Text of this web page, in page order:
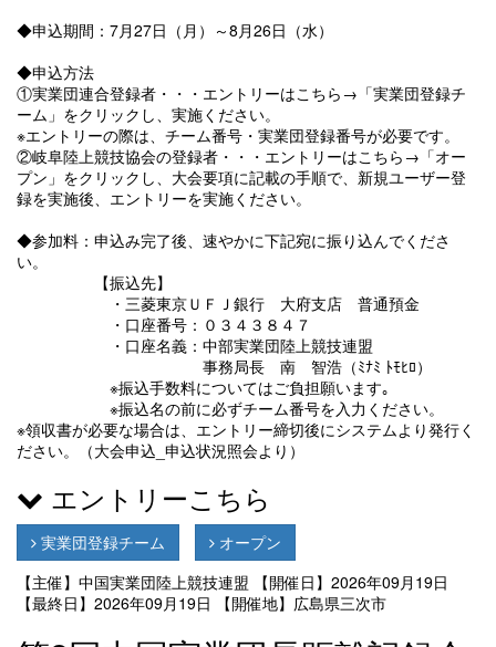
◆申込期間：7月27日（月）～8月26日（水）
◆申込方法
①実業団連合登録者・・・エントリーはこちら→「実業団登録チ
ーム」をクリックし、実施ください。
※エントリーの際は、チーム番号・実業団登録番号が必要です。
②岐阜陸上競技協会の登録者・・・エントリーはこちら→「オー
プン」をクリックし、大会要項に記載の手順で、新規ユーザー登
録を実施後、エントリーを実施ください。
◆参加料：申込み完了後、速やかに下記宛に振り込んでくださ
い。
【振込先】
・三菱東京ＵＦＪ銀行 大府支店 普通預金
・口座番号：０３４３８４７
・口座名義：中部実業団陸上競技連盟
事務局長 南 智浩（ﾐﾅﾐ ﾄﾓﾋﾛ）
※振込手数料についてはご負担願います｡
※振込名の前に必ずチーム番号を入力ください。
※領収書が必要な場合は、エントリー締切後にシステムより発行く
ださい。（大会申込_申込状況照会より）
エントリーこちら
実業団登録チーム
オープン
【主催】中国実業団陸上競技連盟
【開催日】2026年09月19日
【最終日】2026年09月19日
【開催地】広島県三次市